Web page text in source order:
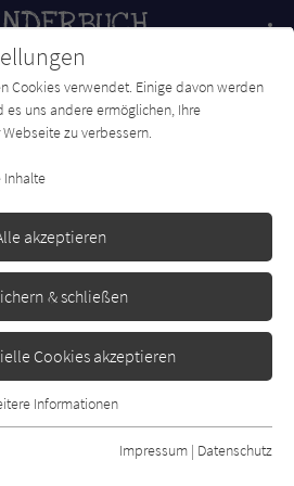
Charts Newsletter
der
Cookies verwendet. Einige davon werden
uns andere ermöglichen, Ihre
zu verbessern.
Inhalte
akzeptieren
& schließen
Cookies akzeptieren
für grundlegende Funktionen der
ist gewährleistet, dass die Webseite
Informationen
Impressum | Datenschutz